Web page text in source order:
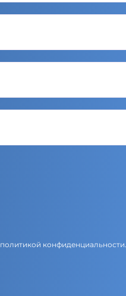
политикой конфиденциальности